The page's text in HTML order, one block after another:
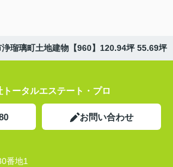
浄瑠璃町土地建物【960】120.94坪 55.69坪
トータルエステート・プロ
お問い合わせ
番地1